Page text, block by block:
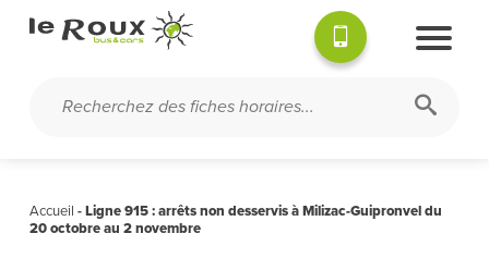
Accueil -Ligne 915 : arrêts non desservis à Milizac-Guipronvel du
20 octobre au 2 novembre